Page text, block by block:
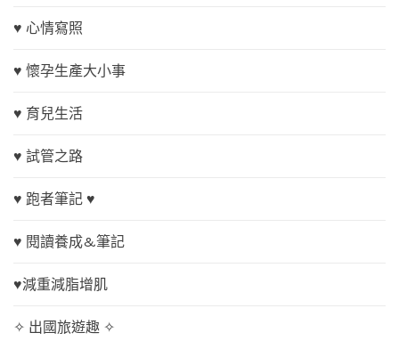
♥ 心情寫照
♥ 懷孕生產大小事
♥ 育兒生活
♥ 試管之路
♥ 跑者筆記 ♥
♥ 閱讀養成&筆記
♥減重減脂增肌
✧ 出國旅遊趣 ✧